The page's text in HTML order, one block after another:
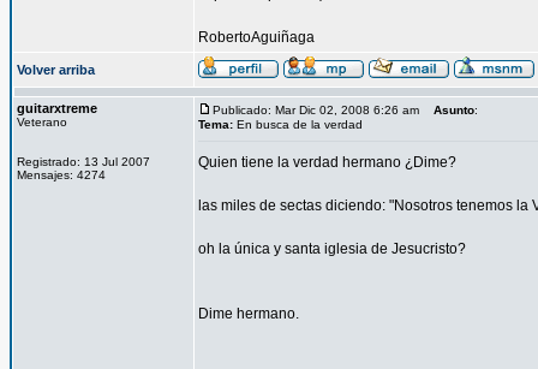
RobertoAguiñaga
Volver arriba
guitarxtreme
Veterano
Registrado: 13 Jul 2007
Mensajes: 4274
Publicado: Mar Dic 02, 2008 6:26 am Asunto:
Tema: En busca de la verdad
Quien tiene la verdad hermano ¿Dime?
las miles de sectas diciendo: "Nosotros tenemos la
oh la única y santa iglesia de Jesucristo?
Dime hermano.